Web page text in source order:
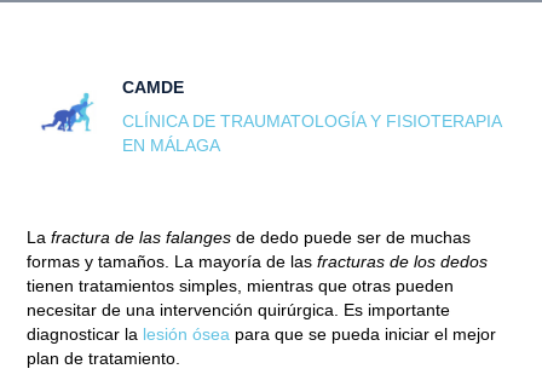
CAMDE
CLÍNICA DE TRAUMATOLOGÍA Y FISIOTERAPIA
EN MÁLAGA
Lafractura de las falanges de dedo puede ser de muchas
formas y tamaños. La mayoría de lasfracturas de los dedos
tienen tratamientos simples, mientras que otras pueden
necesitar de una intervención quirúrgica. Es importante
diagnosticar la lesión ósea para que se pueda iniciar el mejor
plan de tratamiento.